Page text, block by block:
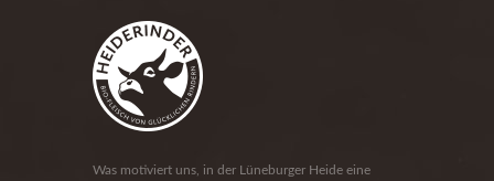
Was motiviert uns, in der Lüneburger Heide eine